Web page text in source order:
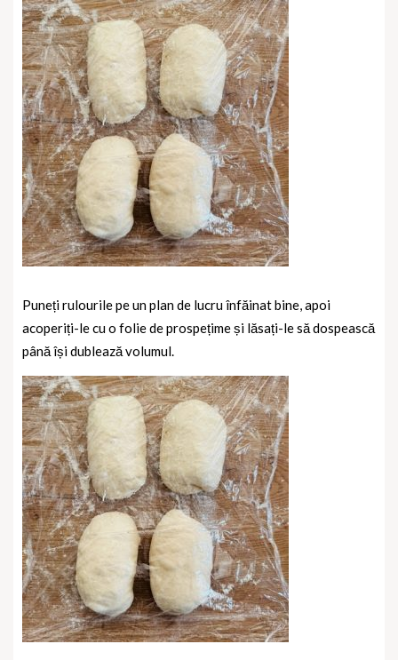
Puneți rulourile pe un plan de lucru înfăinat bine, apoi
acoperiți-le cu o folie de prospețime și lăsați-le să dospească
până își dublează volumul.